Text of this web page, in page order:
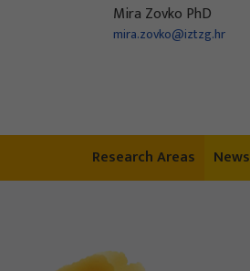
Mira Zovko PhD
mira.zovko@iztzg.hr
Research Areas News